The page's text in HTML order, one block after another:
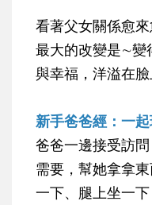
看著父女關係愈
最大的改變是∼變
與幸福，洋溢在臉
新手爸爸經：一
爸爸一邊接受訪
需要，幫她拿拿
一下、腿上坐一